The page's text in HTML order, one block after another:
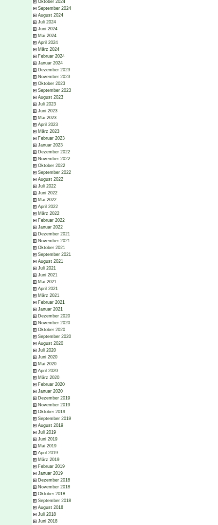
Oktober 2024
September 2024
August 2024
Juli 2024
Juni 2024
Mai 2024
April 2024
März 2024
Februar 2024
Januar 2024
Dezember 2023
November 2023
Oktober 2023
September 2023
August 2023
Juli 2023
Juni 2023
Mai 2023
April 2023
März 2023
Februar 2023
Januar 2023
Dezember 2022
November 2022
Oktober 2022
September 2022
August 2022
Juli 2022
Juni 2022
Mai 2022
April 2022
März 2022
Februar 2022
Januar 2022
Dezember 2021
November 2021
Oktober 2021
September 2021
August 2021
Juli 2021
Juni 2021
Mai 2021
April 2021
März 2021
Februar 2021
Januar 2021
Dezember 2020
November 2020
Oktober 2020
September 2020
August 2020
Juli 2020
Juni 2020
Mai 2020
April 2020
März 2020
Februar 2020
Januar 2020
Dezember 2019
November 2019
Oktober 2019
September 2019
August 2019
Juli 2019
Juni 2019
Mai 2019
April 2019
März 2019
Februar 2019
Januar 2019
Dezember 2018
November 2018
Oktober 2018
September 2018
August 2018
Juli 2018
Juni 2018